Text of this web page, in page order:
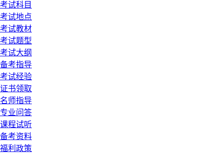
考试科目
考试地点
考试教材
考试题型
考试大纲
备考指导
考试经验
证书领取
名师指导
专业问答
课程试听
备考资料
福利政策